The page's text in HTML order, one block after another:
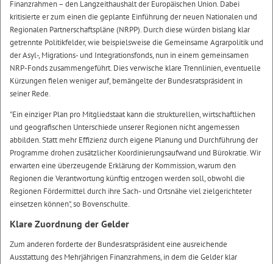
Finanzrahmen – den Langzeithaushalt der Europäischen Union. Dabei
kritisierte er zum einen die geplante Einführung der neuen Nationalen und
Regionalen Partnerschaftspläne (NRPP). Durch diese würden bislang klar
getrennte Politikfelder, wie beispielsweise die Gemeinsame Agrarpolitik und
der Asyl-, Migrations- und Integrationsfonds, nun in einem gemeinsamen
NRP-Fonds zusammengeführt. Dies verwische klare Trennlinien, eventuelle
Kürzungen fielen weniger auf, bemängelte der Bundesratspräsident in
seiner Rede.
"Ein einziger Plan pro Mitgliedstaat kann die strukturellen, wirtschaftlichen
und geografischen Unterschiede unserer Regionen nicht angemessen
abbilden. Statt mehr Effizienz durch eigene Planung und Durchführung der
Programme drohen zusätzlicher Koordinierungsaufwand und Bürokratie. Wir
erwarten eine überzeugende Erklärung der Kommission, warum den
Regionen die Verantwortung künftig entzogen werden soll, obwohl die
Regionen Fördermittel durch ihre Sach- und Ortsnähe viel zielgerichteter
einsetzen können", so Bovenschulte.
Klare Zuordnung der Gelder
Zum anderen forderte der Bundesratspräsident eine ausreichende
Ausstattung des Mehrjährigen Finanzrahmens, in dem die Gelder klar